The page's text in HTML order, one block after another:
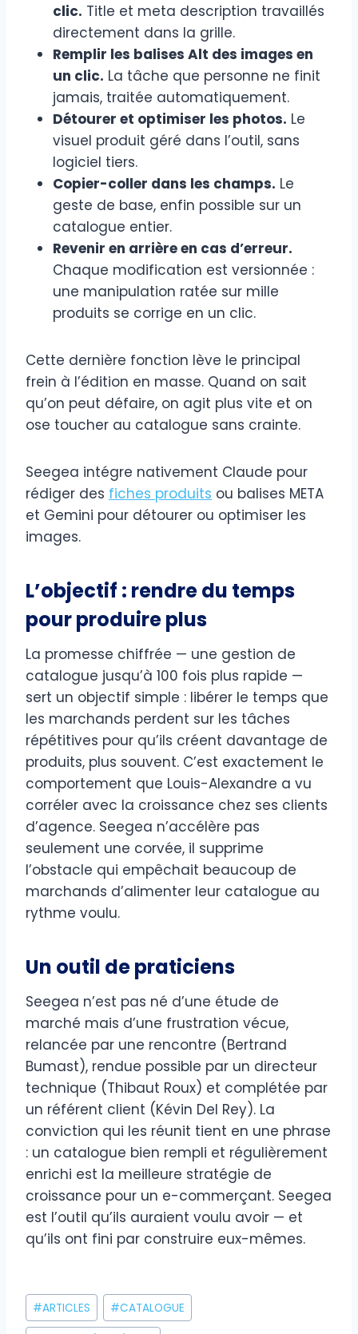
clic. Title et meta description travaillés
directement dans la grille.
Remplir les balises Alt des images en
un clic. La tâche que personne ne finit
jamais, traitée automatiquement.
Détourer et optimiser les photos. Le
visuel produit géré dans l’outil, sans
logiciel tiers.
Copier-coller dans les champs. Le
geste de base, enfin possible sur un
catalogue entier.
Revenir en arrière en cas d’erreur.
Chaque modification est versionnée :
une manipulation ratée sur mille
produits se corrige en un clic.
Cette dernière fonction lève le principal
frein à l’édition en masse. Quand on sait
qu’on peut défaire, on agit plus vite et on
ose toucher au catalogue sans crainte.
Seegea intégre nativement Claude pour
rédiger des fiches produits ou balises META
et Gemini pour détourer ou optimiser les
images.
L’objectif : rendre du temps
pour produire plus
La promesse chiffrée — une gestion de
catalogue jusqu’à 100 fois plus rapide —
sert un objectif simple : libérer le temps que
les marchands perdent sur les tâches
répétitives pour qu’ils créent davantage de
produits, plus souvent. C’est exactement le
comportement que Louis-Alexandre a vu
corréler avec la croissance chez ses clients
d’agence. Seegea n’accélère pas
seulement une corvée, il supprime
l’obstacle qui empêchait beaucoup de
marchands d’alimenter leur catalogue au
rythme voulu.
Un outil de praticiens
Seegea n’est pas né d’une étude de
marché mais d’une frustration vécue,
relancée par une rencontre (Bertrand
Bumast), rendue possible par un directeur
technique (Thibaut Roux) et complétée par
un référent client (Kévin Del Rey). La
conviction qui les réunit tient en une phrase
: un catalogue bien rempli et régulièrement
enrichi est la meilleure stratégie de
croissance pour un e-commerçant. Seegea
est l’outil qu’ils auraient voulu avoir — et
qu’ils ont fini par construire eux-mêmes.
Étiquettes
de
#ARTICLES #CATALOGUE